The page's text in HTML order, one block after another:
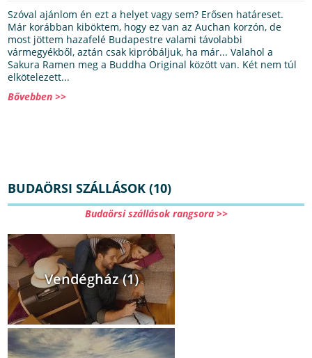
Szóval ajánlom én ezt a helyet vagy sem? Erősen határeset.
Már korábban kiböktem, hogy ez van az Auchan korzón, de
most jöttem hazafelé Budapestre valami távolabbi
vármegyékből, aztán csak kipróbáljuk, ha már... Valahol a
Sakura Ramen meg a Buddha Original között van. Két nem túl
elkötelezett...
Bővebben >>
BUDAÖRSI SZÁLLÁSOK (10)
Budaörsi szállások rangsora >>
Vendégház (1)